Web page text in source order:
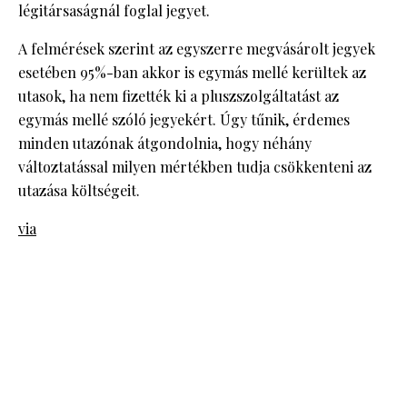
légitársaságnál foglal jegyet.
A felmérések szerint az egyszerre megvásárolt jegyek
esetében 95%-ban akkor is egymás mellé kerültek az
utasok, ha nem fizették ki a pluszszolgáltatást az
egymás mellé szóló jegyekért. Úgy tűnik, érdemes
minden utazónak átgondolnia, hogy néhány
változtatással milyen mértékben tudja csökkenteni az
utazása költségeit.
via